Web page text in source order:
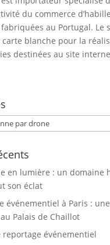
du commerce
au Portugal. Le
carte blanche pour la
destinées au site
en lumière : un domaine
son éclat
événementiel à Paris :
Palais de Chaillot
reportage événementiel